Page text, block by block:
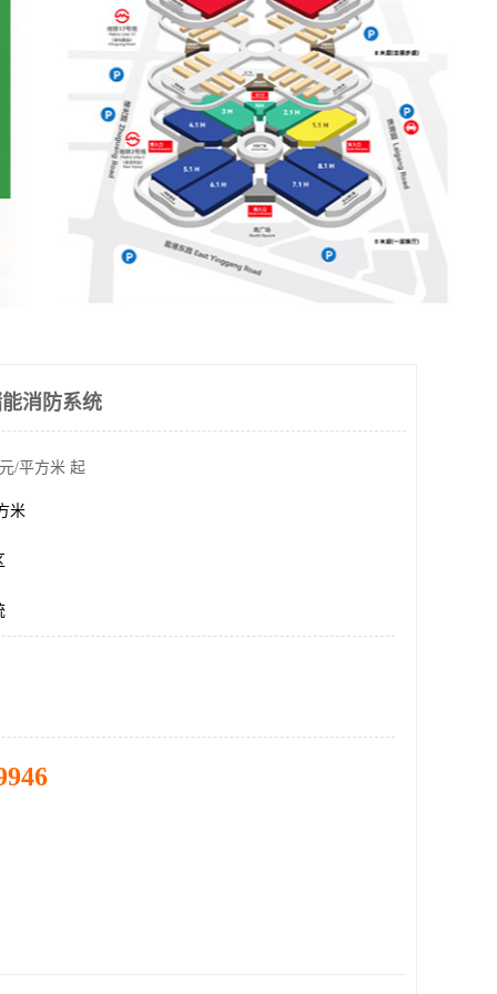
消防系统
/平方米 起
米